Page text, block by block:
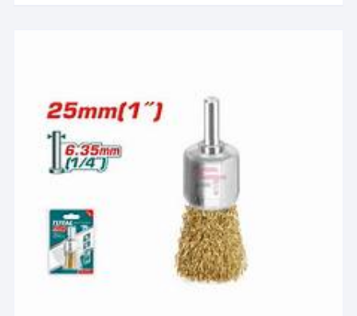
اختيار
الخيارات
على
صفحة